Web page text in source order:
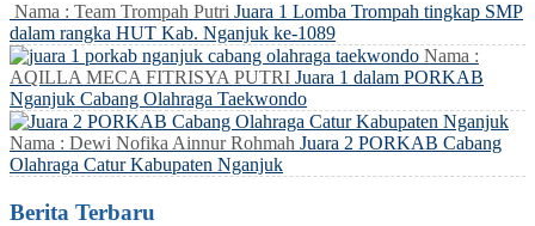
Nama : Team Trompah Putri Juara 1 Lomba Trompah tingkap SMP
dalam rangka HUT Kab. Nganjuk ke-1089
Nama :
AQILLA MECA FITRISYA PUTRI Juara 1 dalam PORKAB
Nganjuk Cabang Olahraga Taekwondo
Nama : Dewi Nofika Ainnur Rohmah Juara 2 PORKAB Cabang
Olahraga Catur Kabupaten Nganjuk
Berita Terbaru